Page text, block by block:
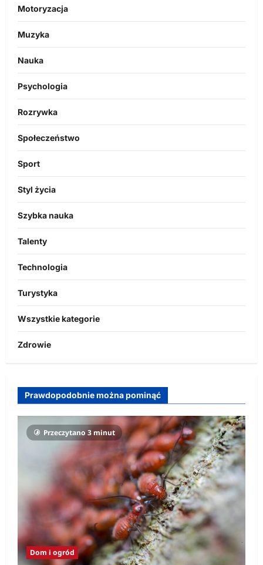
Motoryzacja
Muzyka
Nauka
Psychologia
Rozrywka
Społeczeństwo
Sport
Styl życia
Szybka nauka
Talenty
Technologia
Turystyka
Wszystkie kategorie
Zdrowie
Prawdopodobnie można pominąć
Przeczytano 3 minut
Dom i ogród